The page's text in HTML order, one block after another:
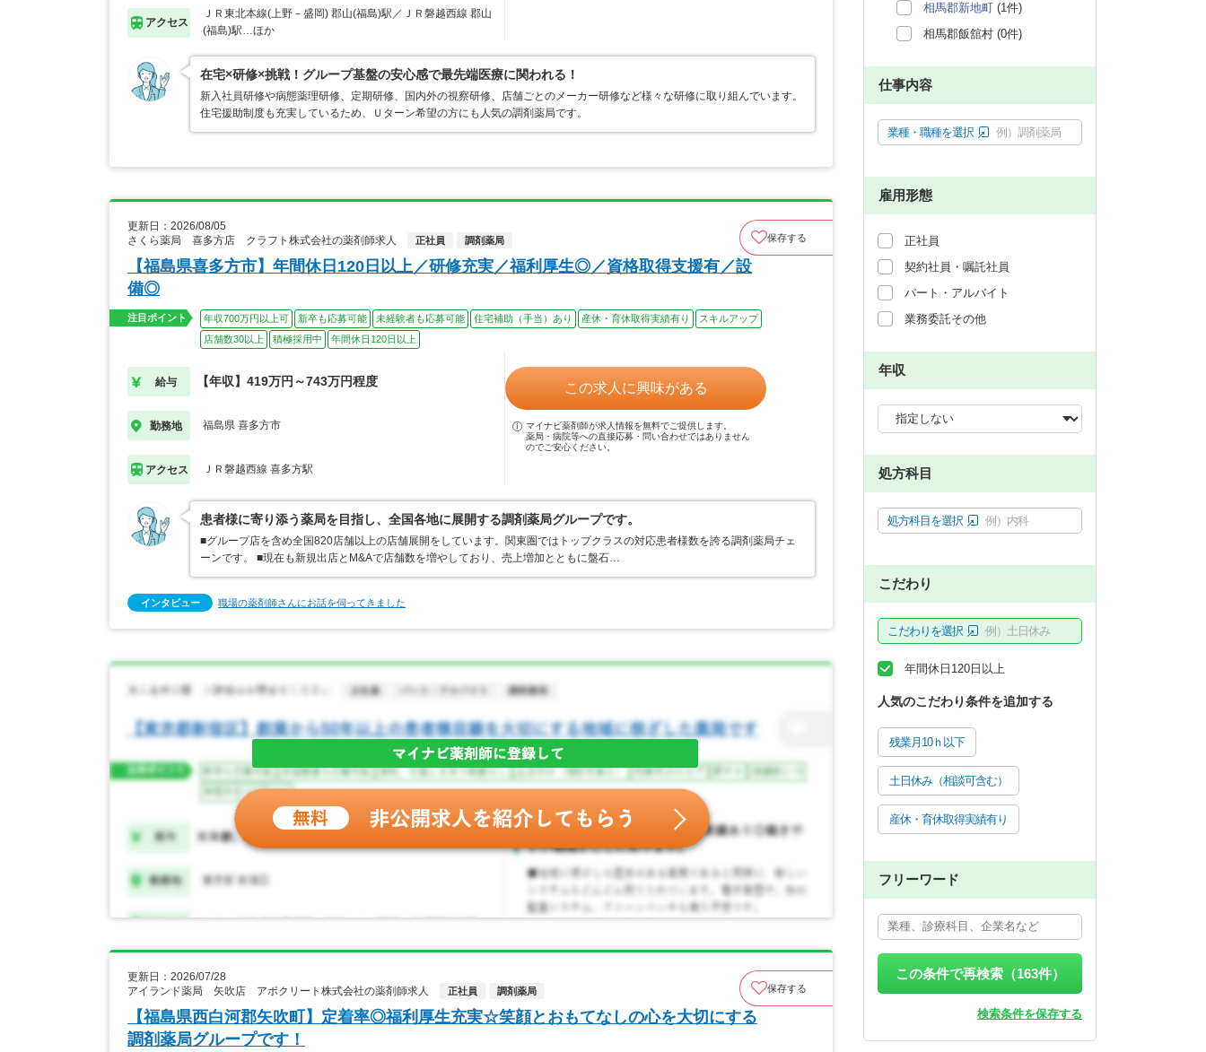
アクセス
ＪＲ東北本線(上野－盛岡) 郡山(福島)駅／ＪＲ磐越西線 郡山
(福島)駅…ほか
在宅×研修×挑戦！グループ基盤の安心感で最先端医療に関われる！
新入社員研修や病態薬理研修、定期研修、国内外の視察研修、店舗ごとのメーカー研修など様々な研修に取り組んでいます。
住宅援助制度も充実しているため、Ｕターン希望の方にも人気の調剤薬局です。
更新日：2026/08/05
さくら薬局 喜多方店 クラフト株式会社の薬剤師求人
正社員 調剤薬局 保存する
【福島県喜多方市】年間休日120日以上／研修充実／福利厚生◎／資格取得支援有／設
備◎
注目ポイント 年収700万円以上可 新卒も応募可能 未経験者も応募可能 住宅補助（手当）あり 産休・育休取得実績有り
スキルアップ
店舗数30以上
積極採用中 年間休日120日以上
給与 【年収】419万円～743万円程度
勤務地 福島県 喜多方市
アクセス ＪＲ磐越西線 喜多方駅
この求人に興味がある
マイナビ薬剤師が求人情報を無料でご提供します。
薬局・病院等への直接応募・問い合わせではありません
のでご安心ください。
患者様に寄り添う薬局を目指し、全国各地に展開する調剤薬局グループです。
■グループ店を含め全国820店舗以上の店舗展開をしています。関東圏ではトップクラスの対応患者様数を誇る調剤薬局チェ
ーンです。 ■現在も新規出店とM&Aで店舗数を増やしており、売上増加とともに盤石…
インタビュー 職場の薬剤師さんにお話を伺ってきました
更新日：2026/07/28
アイランド薬局 矢吹店 アポクリート株式会社の薬剤師求人
正社員 調剤薬局 保存する
【福島県西白河郡矢吹町】定着率◎福利厚生充実☆笑顔とおもてなしの心を大切にする
調剤薬局グループです！
相馬郡新地町 (1件)
相馬郡飯舘村 (0件)
仕事内容
業種・職種を選択 例）調剤薬局
雇用形態
正社員
契約社員・嘱託社員
パート・アルバイト
業務委託その他
年収
処方科目
処方科目を選択 例）内科
こだわり
こだわりを選択 例）土日休み
年間休日120日以上
人気のこだわり条件を追加する
残業月10ｈ以下
土日休み（相談可含む）
産休・育休取得実績有り
フリーワード
この条件で再検索（163件）
検索条件を保存する